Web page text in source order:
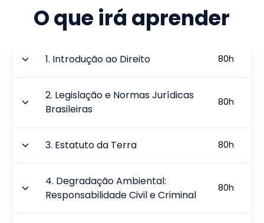
O que irá aprender
1. Introdução ao Direito 80h
2. Legislação e Normas Jurídicas
Brasileiras
80h
3. Estatuto da Terra 80h
4. Degradação Ambiental:
Responsabilidade Civil e Criminal
80h